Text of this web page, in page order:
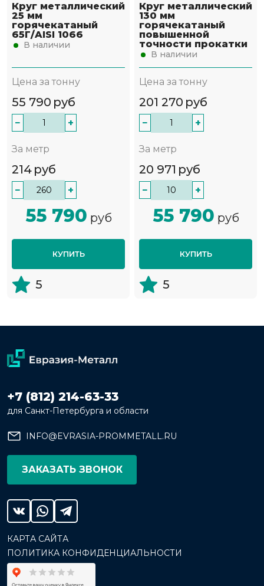
Круг металлический
25 мм
горячекатаный
65Г/AISI 1066
В наличии
Цена за тонну
55 790 руб
− +
За метр
214 руб
− +
55 790 руб
КУПИТЬ
5
Круг металлический
130 мм
горячекатаный
повышенной
точности прокатки
В наличии
Цена за тонну
201 270 руб
− +
За метр
20 971 руб
− +
55 790 руб
КУПИТЬ
5
+7 (812) 214-63-33
для Санкт-Петербурга и области
INFO@EVRASIA-PROMMETALL.RU
ЗАКАЗАТЬ ЗВОНОК
КАРТА САЙТА
ПОЛИТИКА КОНФИДЕНЦИАЛЬНОСТИ